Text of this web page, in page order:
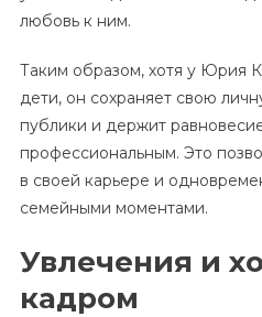
любовь к ним.
Таким образом, хотя у Юрия
дети, он сохраняет свою
публики и держит
профессиональным. Это
в своей карьере и
семейными моментами.
Увлечения и
кадром